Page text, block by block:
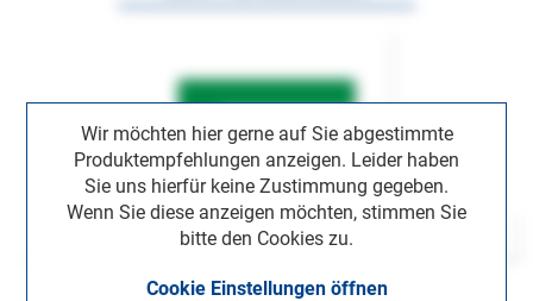
Wir möchten hier gerne auf Sie abgestimmte
Produktempfehlungen anzeigen. Leider haben
Sie uns hierfür keine Zustimmung gegeben.
Wenn Sie diese anzeigen möchten, stimmen Sie
bitte den Cookies zu.
Cookie Einstellungen öffnen